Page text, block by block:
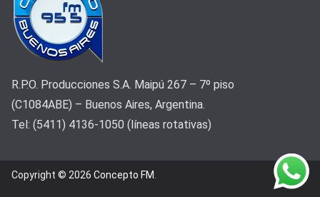
R.P.O. Producciones S.A. Maipú 267 – 7º piso
(C1084ABE) – Buenos Aires, Argentina.
Tel: (5411) 4136-1050 (líneas rotativas)
Copyright © 2026 Concepto FM